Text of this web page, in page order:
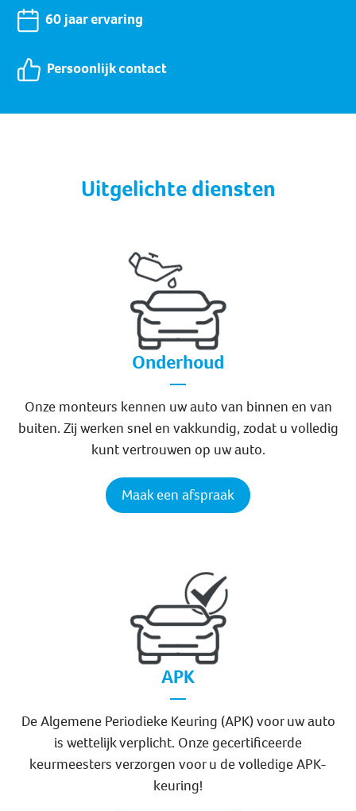
60 jaar ervaring
Persoonlijk contact
Uitgelichte diensten
Onderhoud
Onze monteurs kennen uw auto van binnen en van
buiten. Zij werken snel en vakkundig, zodat u volledig
kunt vertrouwen op uw auto.
Maak een afspraak
APK
De Algemene Periodieke Keuring (APK) voor uw auto
is wettelijk verplicht. Onze gecertificeerde
keurmeesters verzorgen voor u de volledige APK-
keuring!